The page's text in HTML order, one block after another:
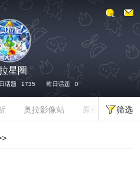
星圈
话题 1735 昨日话题 0
奥拉影像站 原创天地筛选